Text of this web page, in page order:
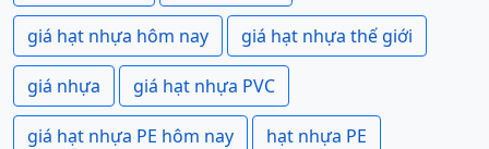
giá hạt nhựa hôm nay giá hạt nhựa thế giới
giá nhựa giá hạt nhựa PVC
giá hạt nhựa PE hôm nay hạt nhựa PE